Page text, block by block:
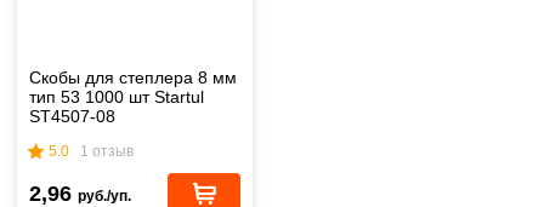
Скобы для степлера 8 мм
тип 53 1000 шт Startul
ST4507-08
5.0 1 отзыв
2,96 руб./уп.